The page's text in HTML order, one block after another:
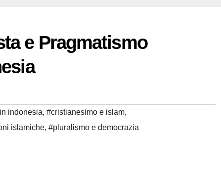
e Pragmatismo
indonesia, #cristianesimo e islam,
islamiche, #pluralismo e democrazia